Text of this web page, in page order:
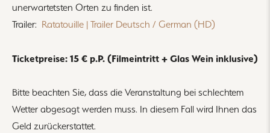
unerwartetsten Orten zu finden ist.
Trailer: Ratatouille | Trailer Deutsch / German (HD)
Ticketpreise: 15 € p.P. (Filmeintritt + Glas Wein inklusive)
Bitte beachten Sie, dass die Veranstaltung bei schlechtem
Wetter abgesagt werden muss. In diesem Fall wird Ihnen das
Geld zurückerstattet.